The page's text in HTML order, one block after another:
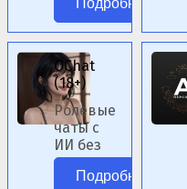
сценариев.
OChat
(18+)
Ролевые
чаты с
ИИ без
цензуры.
Подробнее